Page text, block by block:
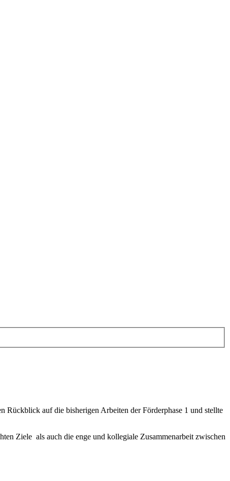
Rückblick auf die bisherigen Arbeiten der Förderphase 1 und stellte
Ziele als auch die enge und kollegiale Zusammenarbeit zwischen